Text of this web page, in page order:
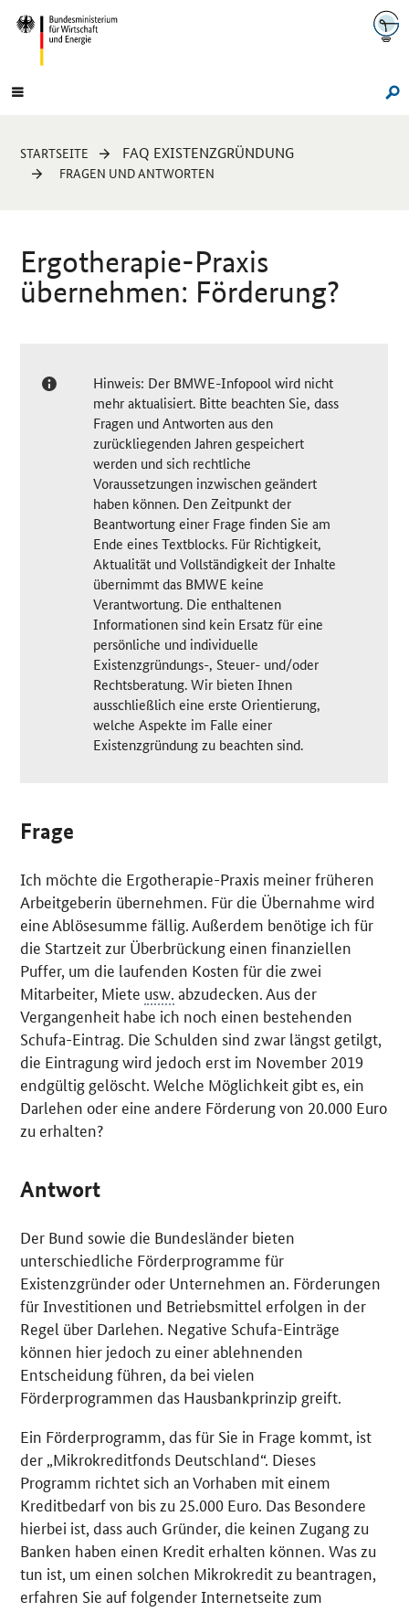
Navigation
Hauptmenü
Sie
sind
STARTSEITE FAQ EXISTENZGRÜNDUNG
FRAGEN UND ANTWORTEN
Ergotherapie-Praxis
übernehmen: Förderung?
Hinweis: Der BMWE-Infopool wird nicht
mehr aktualisiert. Bitte beachten Sie, dass
Fragen und Antworten aus den
zurückliegenden Jahren gespeichert
werden und sich rechtliche
Voraussetzungen inzwischen geändert
haben können. Den Zeitpunkt der
Beantwortung einer Frage finden Sie am
Ende eines Textblocks. Für Richtigkeit,
Aktualität und Vollständigkeit der Inhalte
übernimmt das BMWE keine
Verantwortung. Die enthaltenen
Informationen sind kein Ersatz für eine
persönliche und individuelle
Existenzgründungs-, Steuer- und/oder
Rechtsberatung. Wir bieten Ihnen
ausschließlich eine erste Orientierung,
welche Aspekte im Falle einer
Existenzgründung zu beachten sind.
Frage
Ich möchte die Ergotherapie-Praxis meiner früheren
Arbeitgeberin übernehmen. Für die Übernahme wird
eine Ablösesumme fällig. Außerdem benötige ich für
die Startzeit zur Überbrückung einen finanziellen
Puffer, um die laufenden Kosten für die zwei
Mitarbeiter, Miete usw. abzudecken. Aus der
Vergangenheit habe ich noch einen bestehenden
Schufa-Eintrag. Die Schulden sind zwar längst getilgt,
die Eintragung wird jedoch erst im November 2019
endgültig gelöscht. Welche Möglichkeit gibt es, ein
Darlehen oder eine andere Förderung von 20.000 Euro
zu erhalten?
Antwort
Der Bund sowie die Bundesländer bieten
unterschiedliche Förderprogramme für
Existenzgründer oder Unternehmen an. Förderungen
für Investitionen und Betriebsmittel erfolgen in der
Regel über Darlehen. Negative Schufa-Einträge
können hier jedoch zu einer ablehnenden
Entscheidung führen, da bei vielen
Förderprogrammen das Hausbankprinzip greift.
Ein Förderprogramm, das für Sie in Frage kommt, ist
der „Mikrokreditfonds Deutschland“. Dieses
Programm richtet sich an Vorhaben mit einem
Kreditbedarf von bis zu 25.000 Euro. Das Besondere
hierbei ist, dass auch Gründer, die keinen Zugang zu
Banken haben einen Kredit erhalten können. Was zu
tun ist, um einen solchen Mikrokredit zu beantragen,
erfahren Sie auf folgender Internetseite zum